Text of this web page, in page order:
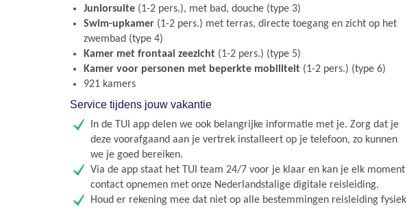
Juniorsuite (1-2 pers.), met bad, douche (type 3)
Swim-upkamer (1-2 pers.) met terras, directe toegang en zicht op het
zwembad (type 4)
Kamer met frontaal zeezicht (1-2 pers.) (type 5)
Kamer voor personen met beperkte mobiliteit (1-2 pers.) (type 6)
921 kamers
Service tijdens jouw vakantie
In de TUI app delen we ook belangrijke informatie met je. Zorg dat je
deze voorafgaand aan je vertrek installeert op je telefoon, zo kunnen
we je goed bereiken.
Via de app staat het TUI team 24/7 voor je klaar en kan je elk moment
contact opnemen met onze Nederlandstalige digitale reisleiding.
Houd er rekening mee dat niet op alle bestemmingen reisleiding fysiek